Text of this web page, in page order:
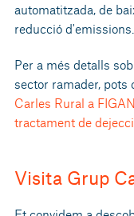
automatitzada, de
reducció d'emissions.
Per a més detalls
sector ramader, pots
Carles Rural a
tractament de
Visita Grup